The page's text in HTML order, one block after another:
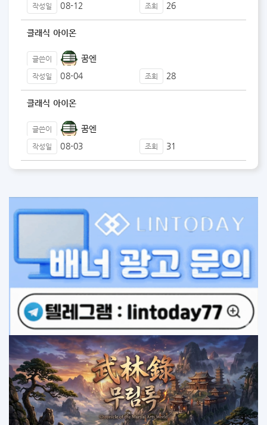
작성일 08-12 조회 26
클래식 아이온
글쓴이 꿈엔
작성일 08-04 조회 28
클래식 아이온
글쓴이 꿈엔
작성일 08-03 조회 31